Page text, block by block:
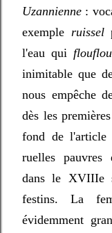
Uzannienne :
exemple ruissel
l'eau qui
inimitable que
nous empêche
dès les
fond de l'article
ruelles pauvres
dans le XVIIIe
festins. La
évidemment